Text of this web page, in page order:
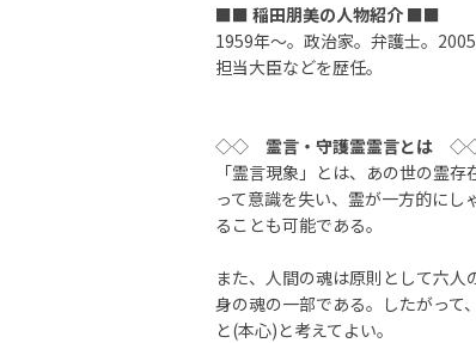
■■ 稲田朋美の人物紹介 ■■
1959年～。政治家。弁護士。
担当大臣などを歴任。
◇◇ 霊言・守護霊霊言とは
「霊言現象」とは、あの世の霊
って意識を失い、霊が一方的に
ることも可能である。
また、人間の魂は原則として六
身の魂の一部である。したがって
と(本心)と考えてよい。